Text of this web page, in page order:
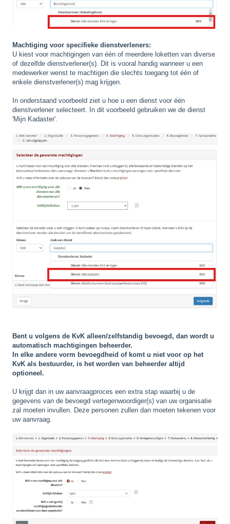
Machtiging voor specifieke dienstverleners:
U kiest voor machtigingen van één of meerdere loketten van diverse
of dezelfde dienstverlener(s). Dit is vooral handig wanneer u een
medewerker wenst te machtigen die slechts toegang tot één of
enkele dienstverlener(s) mag krijgen.
In onderstaand voorbeeld ziet u hoe u een dienst voor één
dienstverlener selecteert. In dit voorbeeld gebruiken we de dienst
'Mijn Kadaster'.
Bent u volgens de KvK alleen/zelfstandig bevoegd, dan wordt u
automatisch machtigingen beheerder.
In elke andere vorm bevoegdheid of komt u niet voor op het
KvK als bestuurder, is het worden van beheerder altijd
optioneel.
U krijgt dan in uw aanvraagproces een extra stap waarbij u de
gegevens van de bevoegd vertegenwoordiger(s) van uw organisatie
zal moeten invullen. Deze personen zullen dan moeten tekenen voor
uw aanvraag.